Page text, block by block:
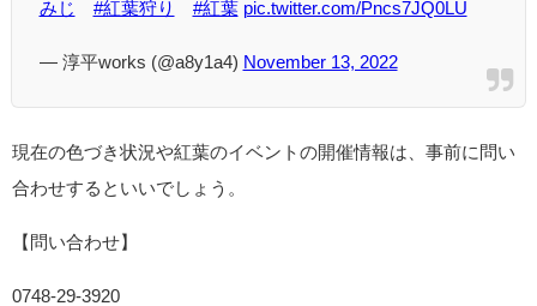
みじ
#紅葉狩り #紅葉 pic.twitter.com/Pncs7JQ0LU
— 淳平works (@a8y1a4) November 13, 2022
現在の色づき状況や紅葉のイベントの開催情報は、事前に問い
合わせするといいでしょう。
【問い合わせ】
0748-29-3920